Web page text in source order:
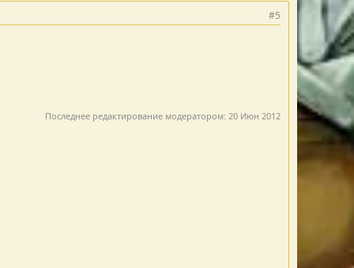
#5
Последнее редактирование модератором: 20 Июн 2012